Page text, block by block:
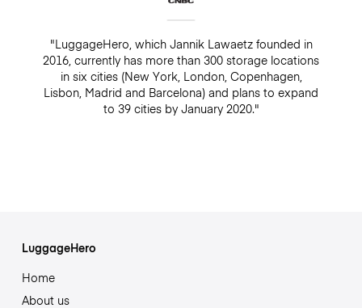
"LuggageHero, which Jannik Lawaetz founded in
2016, currently has more than 300 storage locations
in six cities (New York, London, Copenhagen,
Lisbon, Madrid and Barcelona) and plans to expand
to 39 cities by January 2020."
LuggageHero
Home
About us